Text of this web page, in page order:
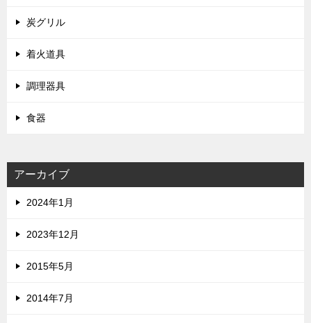
炭グリル
着火道具
調理器具
食器
アーカイブ
2024年1月
2023年12月
2015年5月
2014年7月